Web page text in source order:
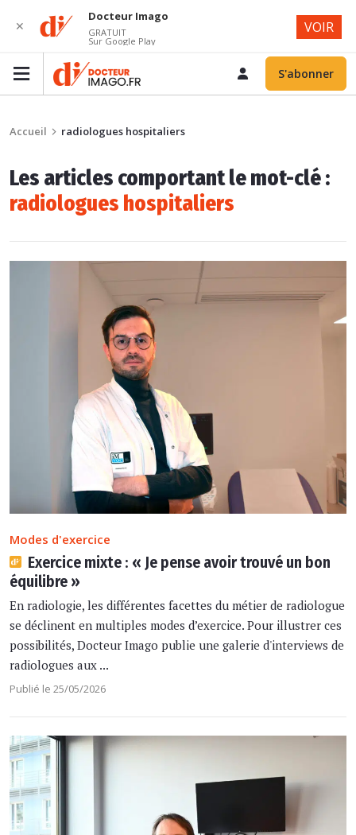
S'abonner
Accueil radiologues hospitaliers
Les articles comportant le mot-clé :
radiologues hospitaliers
Modes d'exercice
Exercice mixte : « Je pense avoir trouvé un bon
équilibre »
En radiologie, les différentes facettes du métier de radiologue
se déclinent en multiples modes d’exercice. Pour illustrer ces
possibilités, Docteur Imago publie une galerie d'interviews de
radiologues aux ...
Publié le 25/05/2026
✕
Docteur Imago
GRATUIT
Sur Google Play
VOIR